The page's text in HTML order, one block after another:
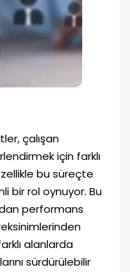
çalışan
için farklı
bu süreçte
bir rol oynuyor. Bu
performans
alanlarda
sürdürülebilir